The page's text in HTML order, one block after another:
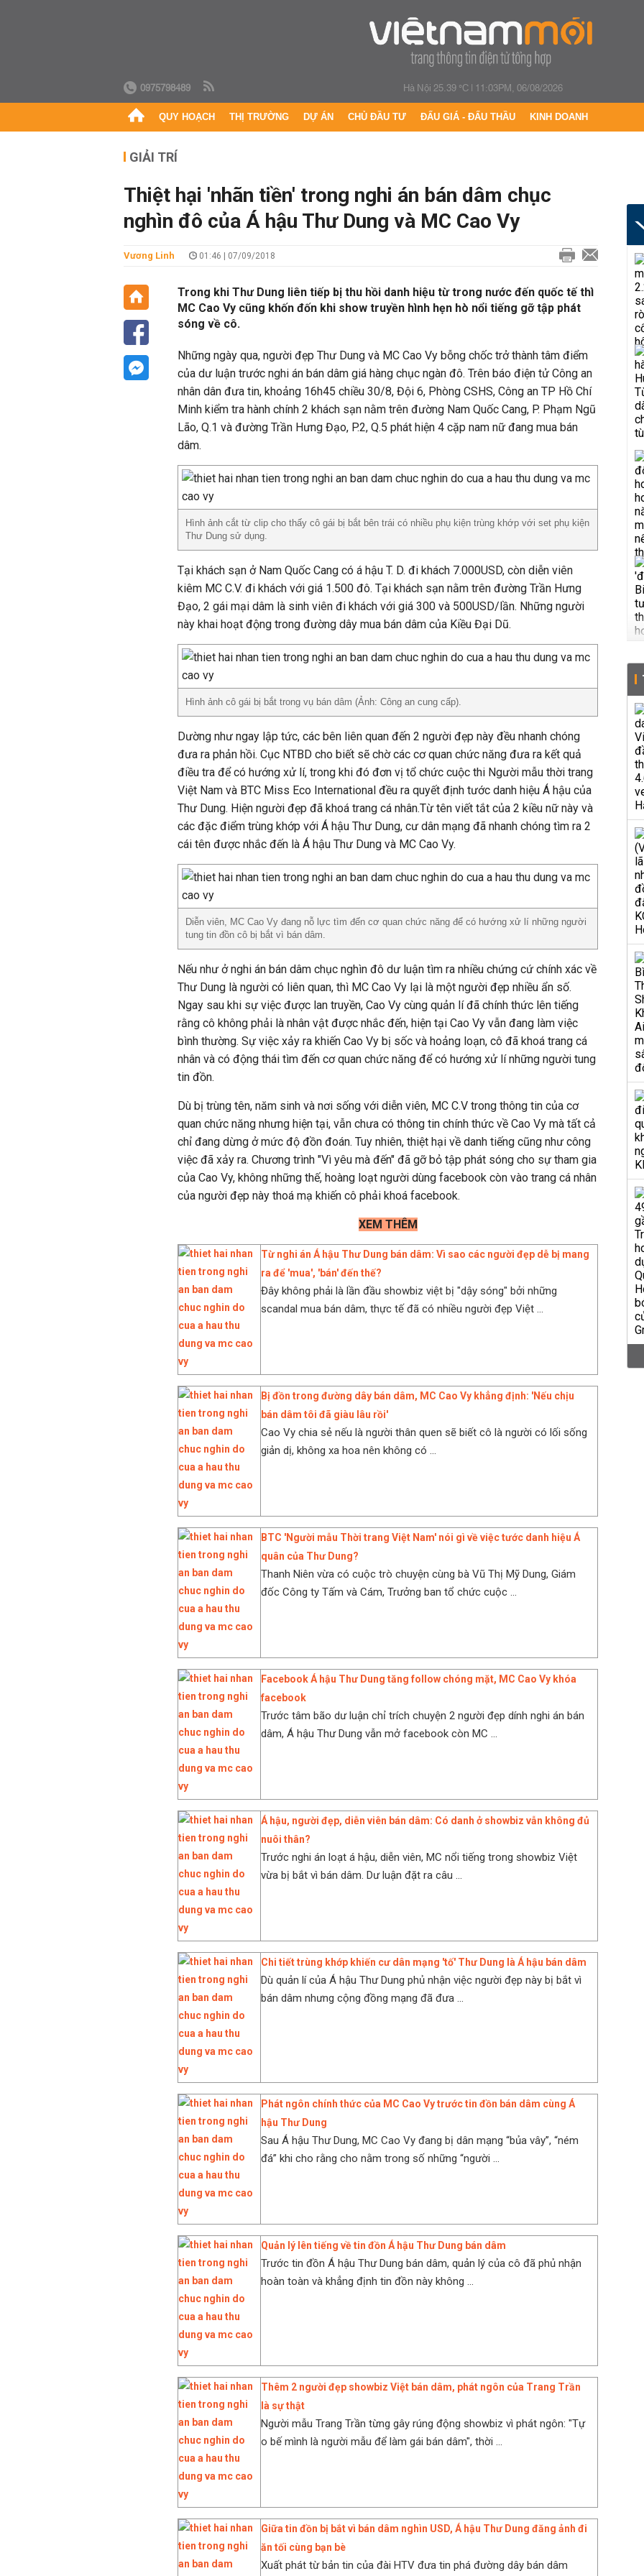
0975798489 Hà Nội 25.39 °C| 11:03PM, 06/08/2026
QUY HOẠCH THỊ TRƯỜNG DỰ ÁN CHỦ ĐẦU TƯ ĐẤU GIÁ - ĐẤU THẦU KINH DOANH
GIẢI TRÍ
Thiệt hại 'nhãn tiền' trong nghi án bán dâm chục
nghìn đô của Á hậu Thư Dung và MC Cao Vy
Vương Linh 01:46 | 07/09/2018
Trong khi Thư Dung liên tiếp bị thu hồi danh hiệu từ trong nước đến quốc tế thì
MC Cao Vy cũng khốn đốn khi show truyền hình hẹn hò nổi tiếng gỡ tập phát
sóng về cô.
Những ngày qua, người đẹp Thư Dung và MC Cao Vy bỗng chốc trở thành tâm điểm
của dư luận trước nghi án bán dâm giá hàng chục ngàn đô. Trên báo điện tử Công an
nhân dân đưa tin, khoảng 16h45 chiều 30/8, Đội 6, Phòng CSHS, Công an TP Hồ Chí
Minh kiểm tra hành chính 2 khách sạn nằm trên đường Nam Quốc Cang, P. Phạm Ngũ
Lão, Q.1 và đường Trần Hưng Đạo, P.2, Q.5 phát hiện 4 cặp nam nữ đang mua bán
dâm.
Hình ảnh cắt từ clip cho thấy cô gái bị bắt bên trái có nhiều phụ kiện trùng khớp với set phụ kiện
Thư Dung sử dụng.
Tại khách sạn ở Nam Quốc Cang có á hậu T. D. đi khách 7.000USD, còn diễn viên
kiêm MC C.V. đi khách với giá 1.500 đô. Tại khách sạn nằm trên đường Trần Hưng
Đạo, 2 gái mại dâm là sinh viên đi khách với giá 300 và 500USD/lần. Những người
này khai hoạt động trong đường dây mua bán dâm của Kiều Đại Dũ.
Hình ảnh cô gái bị bắt trong vụ bán dâm (Ảnh: Công an cung cấp).
Dường như ngay lập tức, các bên liên quan đến 2 người đẹp này đều nhanh chóng
đưa ra phản hồi. Cục NTBD cho biết sẽ chờ các cơ quan chức năng đưa ra kết quả
điều tra để có hướng xử lí, trong khi đó đơn vị tổ chức cuộc thi Người mẫu thời trang
Việt Nam và BTC Miss Eco International đều ra quyết định tước danh hiệu Á hậu của
Thư Dung. Hiện người đẹp đã khoá trang cá nhân.Từ tên viết tắt của 2 kiều nữ này và
các đặc điểm trùng khớp với Á hậu Thư Dung, cư dân mạng đã nhanh chóng tìm ra 2
cái tên được nhắc đến là Á hậu Thư Dung và MC Cao Vy.
Diễn viên, MC Cao Vy đang nỗ lực tìm đến cơ quan chức năng để có hướng xử lí những người
tung tin đồn cô bị bắt vì bán dâm.
Nếu như ở nghi án bán dâm chục nghìn đô dư luận tìm ra nhiều chứng cứ chính xác về
Thư Dung là người có liên quan, thì MC Cao Vy lại là một người đẹp nhiều ẩn số.
Ngay sau khi sự việc được lan truyền, Cao Vy cùng quản lí đã chính thức lên tiếng
rằng cô không phải là nhân vật được nhắc đến, hiện tại Cao Vy vẫn đang làm việc
bình thường. Sự việc xảy ra khiến Cao Vy bị sốc và hoảng loạn, cô đã khoá trang cá
nhân và có động thái tìm đến cơ quan chức năng để có hướng xử lí những người tung
tin đồn.
Dù bị trùng tên, năm sinh và nơi sống với diễn viên, MC C.V trong thông tin của cơ
quan chức năng nhưng hiện tại, vẫn chưa có thông tin chính thức về Cao Vy mà tất cả
chỉ đang dừng ở mức độ đồn đoán. Tuy nhiên, thiệt hại về danh tiếng cũng như công
việc đã xảy ra. Chương trình "Vì yêu mà đến" đã gỡ bỏ tập phát sóng cho sự tham gia
của Cao Vy, không những thế, hoàng loạt người dùng facebook còn vào trang cá nhân
của người đẹp này thoá mạ khiến cô phải khoá facebook.
XEM THÊM
Từ nghi án Á hậu Thư Dung bán dâm: Vì sao các người đẹp dễ bị mang
ra để 'mua', 'bán' đến thế?
Đây không phải là lần đầu showbiz việt bị "dậy sóng" bởi những
scandal mua bán dâm, thực tế đã có nhiều người đẹp Việt ...
Bị đồn trong đường dây bán dâm, MC Cao Vy khẳng định: 'Nếu chịu
bán dâm tôi đã giàu lâu rồi'
Cao Vy chia sẻ nếu là người thân quen sẽ biết cô là người có lối sống
giản dị, không xa hoa nên không có ...
BTC 'Người mẫu Thời trang Việt Nam' nói gì về việc tước danh hiệu Á
quân của Thư Dung?
Thanh Niên vừa có cuộc trò chuyện cùng bà Vũ Thị Mỹ Dung, Giám
đốc Công ty Tấm và Cám, Trưởng ban tổ chức cuộc ...
Facebook Á hậu Thư Dung tăng follow chóng mặt, MC Cao Vy khóa
facebook
Trước tâm bão dư luận chỉ trích chuyện 2 người đẹp dính nghi án bán
dâm, Á hậu Thư Dung vẫn mở facebook còn MC ...
Á hậu, người đẹp, diễn viên bán dâm: Có danh ở showbiz vẫn không đủ
nuôi thân?
Trước nghi án loạt á hậu, diễn viên, MC nổi tiếng trong showbiz Việt
vừa bị bắt vì bán dâm. Dư luận đặt ra câu ...
Chi tiết trùng khớp khiến cư dân mạng 'tố' Thư Dung là Á hậu bán dâm
Dù quản lí của Á hậu Thư Dung phủ nhận việc người đẹp này bị bắt vì
bán dâm nhưng cộng đồng mạng đã đưa ...
Phát ngôn chính thức của MC Cao Vy trước tin đồn bán dâm cùng Á
hậu Thư Dung
Sau Á hậu Thư Dung, MC Cao Vy đang bị dân mạng “bủa vây”, “ném
đá” khi cho rằng cho nằm trong số những “người ...
Quản lý lên tiếng về tin đồn Á hậu Thư Dung bán dâm
Trước tin đồn Á hậu Thư Dung bán dâm, quản lý của cô đã phủ nhận
hoàn toàn và khẳng định tin đồn này không ...
Thêm 2 người đẹp showbiz Việt bán dâm, phát ngôn của Trang Trần
là sự thật
Người mẫu Trang Trần từng gây rúng động showbiz vì phát ngôn: "Tự
o bế mình là người mẫu để làm gái bán dâm", thời ...
Giữa tin đồn bị bắt vì bán dâm nghìn USD, Á hậu Thư Dung đăng ảnh đi
ăn tối cùng bạn bè
Xuất phát từ bản tin của đài HTV đưa tin phá đường dây bán dâm